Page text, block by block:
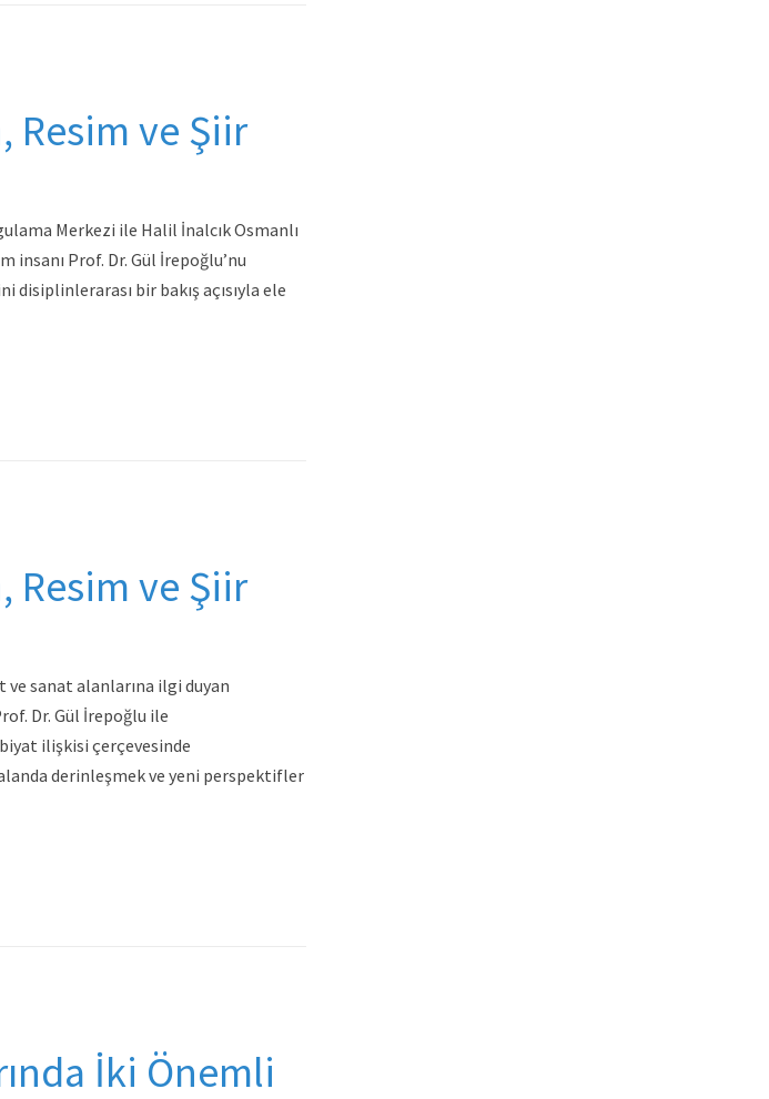
Resim ve Şiir
Merkezi ile Halil İnalcık Osmanlı
Prof. Dr. Gül İrepoğlu’nu
bir bakış açısıyla ele
Resim ve Şiir
ve sanat alanlarına ilgi duyan
Dr. Gül İrepoğlu ile
ilişkisi çerçevesinde
derinleşmek ve yeni perspektifler
İki Önemli